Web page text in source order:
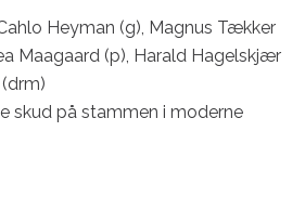
Heyman (g), Magnus Tækker
Maagaard (p), Harald Hagelskjær
skud på stammen i moderne